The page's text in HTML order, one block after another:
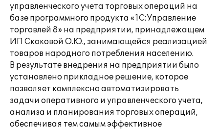
управленческого учета торговых операций на
базе программного продукта «1С:Управление
торговлей 8» на предприятии, принадлежащем
ИП Скоковой О.Ю., занимающейся реализацией
товаров народного потребления населению.
В результате внедрения на предприятии было
установлено прикладное решение, которое
позволяет комплексно автоматизировать
задачи оперативного и управленческого учета,
анализа и планирования торговых операций,
обеспечивая тем самым эффективное